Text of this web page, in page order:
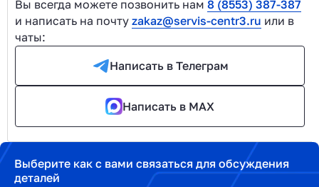
Вы всегда можете позвонить нам 8 (8553) 387-387
и написать на почту zakaz@servis-centr3.ru или в
чаты:
Написать в Телеграм
Написать в MAX
Выберите как с вами связаться для обсуждения
деталей